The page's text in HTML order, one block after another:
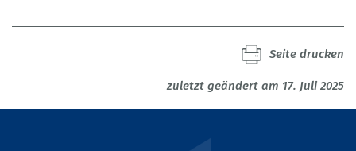
zuletzt geändert am 17. Juli 2025
Seite drucken